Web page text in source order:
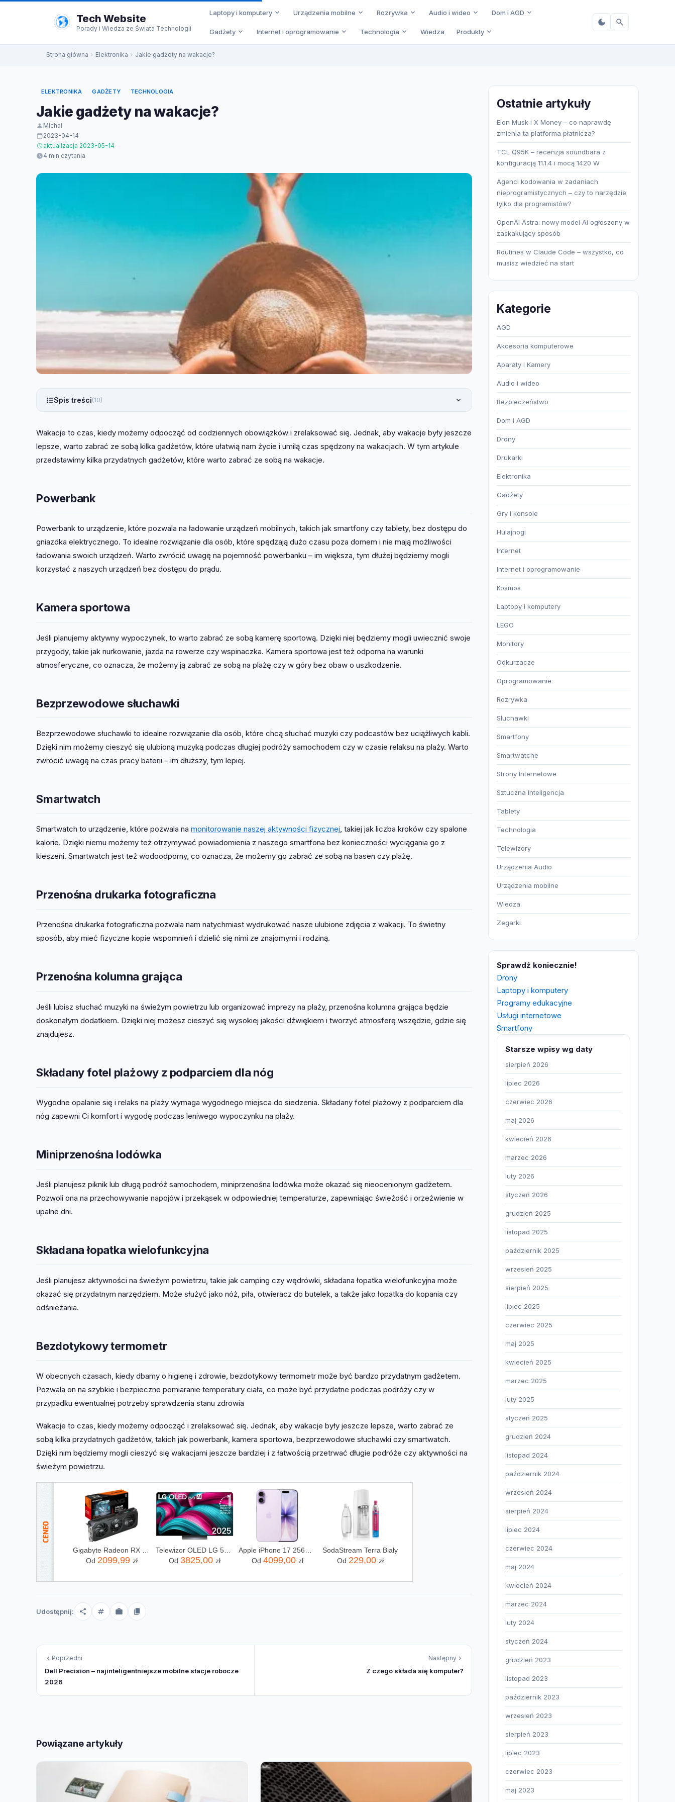
do
Tech Website
Porady i Wiedza ze Świata Technologii
Laptopy i komputery Urządzenia mobilne Rozrywka Audio i wideo Dom i AGD
Gadżety Internet i oprogramowanie Technologia Wiedza Produkty
Strona główna Elektronika Jakie gadżety na wakacje?
ELEKTRONIKA GADŻETY TECHNOLOGIA
Jakie gadżety na wakacje?
Michal
2023-04-14
aktualizacja 2023-05-14
4 min czytania
Spis treści(10)
Wakacje to czas, kiedy możemy odpocząć od codziennych obowiązków i zrelaksować się. Jednak, aby wakacje były jeszcze
lepsze, warto zabrać ze sobą kilka gadżetów, które ułatwią nam życie i umilą czas spędzony na wakacjach. W tym artykule
przedstawimy kilka przydatnych gadżetów, które warto zabrać ze sobą na wakacje.
Powerbank
Powerbank to urządzenie, które pozwala na ładowanie urządzeń mobilnych, takich jak smartfony czy tablety, bez dostępu do
gniazdka elektrycznego. To idealne rozwiązanie dla osób, które spędzają dużo czasu poza domem i nie mają możliwości
ładowania swoich urządzeń. Warto zwrócić uwagę na pojemność powerbanku – im większa, tym dłużej będziemy mogli
korzystać z naszych urządzeń bez dostępu do prądu.
Kamera sportowa
Jeśli planujemy aktywny wypoczynek, to warto zabrać ze sobą kamerę sportową. Dzięki niej będziemy mogli uwiecznić swoje
przygody, takie jak nurkowanie, jazda na rowerze czy wspinaczka. Kamera sportowa jest też odporna na warunki
atmosferyczne, co oznacza, że możemy ją zabrać ze sobą na plażę czy w góry bez obaw o uszkodzenie.
Bezprzewodowe słuchawki
Bezprzewodowe słuchawki to idealne rozwiązanie dla osób, które chcą słuchać muzyki czy podcastów bez uciążliwych kabli.
Dzięki nim możemy cieszyć się ulubioną muzyką podczas długiej podróży samochodem czy w czasie relaksu na plaży. Warto
zwrócić uwagę na czas pracy baterii – im dłuższy, tym lepiej.
Smartwatch
Smartwatch to urządzenie, które pozwala na monitorowanie naszej aktywności fizycznej, takiej jak liczba kroków czy spalone
kalorie. Dzięki niemu możemy też otrzymywać powiadomienia z naszego smartfona bez konieczności wyciągania go z
kieszeni. Smartwatch jest też wodoodporny, co oznacza, że możemy go zabrać ze sobą na basen czy plażę.
Przenośna drukarka fotograficzna
Przenośna drukarka fotograficzna pozwala nam natychmiast wydrukować nasze ulubione zdjęcia z wakacji. To świetny
sposób, aby mieć fizyczne kopie wspomnień i dzielić się nimi ze znajomymi i rodziną.
Przenośna kolumna grająca
Jeśli lubisz słuchać muzyki na świeżym powietrzu lub organizować imprezy na plaży, przenośna kolumna grająca będzie
doskonałym dodatkiem. Dzięki niej możesz cieszyć się wysokiej jakości dźwiękiem i tworzyć atmosferę wszędzie, gdzie się
znajdujesz.
Składany fotel plażowy z podparciem dla nóg
Wygodne opalanie się i relaks na plaży wymaga wygodnego miejsca do siedzenia. Składany fotel plażowy z podparciem dla
nóg zapewni Ci komfort i wygodę podczas leniwego wypoczynku na plaży.
Miniprzenośna lodówka
Jeśli planujesz piknik lub długą podróż samochodem, miniprzenośna lodówka może okazać się nieocenionym gadżetem.
Pozwoli ona na przechowywanie napojów i przekąsek w odpowiedniej temperaturze, zapewniając świeżość i orzeźwienie w
upalne dni.
Składana łopatka wielofunkcyjna
Jeśli planujesz aktywności na świeżym powietrzu, takie jak camping czy wędrówki, składana łopatka wielofunkcyjna może
okazać się przydatnym narzędziem. Może służyć jako nóż, piła, otwieracz do butelek, a także jako łopatka do kopania czy
odśnieżania.
Bezdotykowy termometr
W obecnych czasach, kiedy dbamy o higienę i zdrowie, bezdotykowy termometr może być bardzo przydatnym gadżetem.
Pozwala on na szybkie i bezpieczne pomiaranie temperatury ciała, co może być przydatne podczas podróży czy w
przypadku ewentualnej potrzeby sprawdzenia stanu zdrowia
Wakacje to czas, kiedy możemy odpocząć i zrelaksować się. Jednak, aby wakacje były jeszcze lepsze, warto zabrać ze
sobą kilka przydatnych gadżetów, takich jak powerbank, kamera sportowa, bezprzewodowe słuchawki czy smartwatch.
Dzięki nim będziemy mogli cieszyć się wakacjami jeszcze bardziej i z łatwością przetrwać długie podróże czy aktywności na
świeżym powietrzu.
Od 2099,99 zł
Telewizor OLED LG 55C54LA 55 cali 4K UHD
Od 3825,00 zł
Od 4099,00 zł
SodaStream Terra Biały
Od 229,00 zł
Udostępnij:
Poprzedni
Dell Precision – najinteligentniejsze mobilne stacje robocze
2026
Następny
Z czego składa się komputer?
Powiązane artykuły
Ostatnie artykuły
Elon Musk i X Money – co naprawdę
zmienia ta platforma płatnicza?
TCL Q95K – recenzja soundbara z
konfiguracją 11.1.4 i mocą 1420 W
Agenci kodowania w zadaniach
nieprogramistycznych – czy to narzędzie
tylko dla programistów?
OpenAI Astra: nowy model AI ogłoszony w
zaskakujący sposób
Routines w Claude Code – wszystko, co
musisz wiedzieć na start
Kategorie
AGD
Akcesoria komputerowe
Aparaty i Kamery
Audio i wideo
Bezpieczeństwo
Dom i AGD
Drony
Drukarki
Elektronika
Gadżety
Gry i konsole
Hulajnogi
Internet
Internet i oprogramowanie
Kosmos
Laptopy i komputery
LEGO
Monitory
Odkurzacze
Oprogramowanie
Rozrywka
Słuchawki
Smartfony
Smartwatche
Strony Internetowe
Sztuczna Inteligencja
Tablety
Technologia
Telewizory
Urządzenia Audio
Urządzenia mobilne
Wiedza
Zegarki
Sprawdź koniecznie!
Drony
Laptopy i komputery
Programy edukacyjne
Usługi internetowe
Smartfony
Starsze wpisy wg daty
sierpień 2026
lipiec 2026
czerwiec 2026
maj 2026
kwiecień 2026
marzec 2026
luty 2026
styczeń 2026
grudzień 2025
listopad 2025
październik 2025
wrzesień 2025
sierpień 2025
lipiec 2025
czerwiec 2025
maj 2025
kwiecień 2025
marzec 2025
luty 2025
styczeń 2025
grudzień 2024
listopad 2024
październik 2024
wrzesień 2024
sierpień 2024
lipiec 2024
czerwiec 2024
maj 2024
kwiecień 2024
marzec 2024
luty 2024
styczeń 2024
grudzień 2023
listopad 2023
październik 2023
wrzesień 2023
sierpień 2023
lipiec 2023
czerwiec 2023
maj 2023